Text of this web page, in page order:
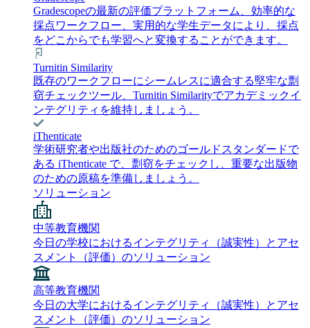
Gradescopeの最新の評価プラットフォーム、効率的な
採点ワークフロー、実用的な学生データにより、採点
をどこからでも学習へと変換することができます。
Turnitin Similarity
既存のワークフローにシームレスに適合する堅牢な剽
窃チェックツール、Turnitin Similarityでアカデミックイ
ンテグリティを維持しましょう。
iThenticate
学術研究者や出版社のためのゴールドスタンダードで
ある iThenticate で、剽窃をチェックし、重要な出版物
のための原稿を準備しましょう。
ソリューション
中等教育機関
今日の学校におけるインテグリティ（誠実性）とアセ
スメント（評価）のソリューション
高等教育機関
今日の大学におけるインテグリティ（誠実性）とアセ
スメント（評価）のソリューション